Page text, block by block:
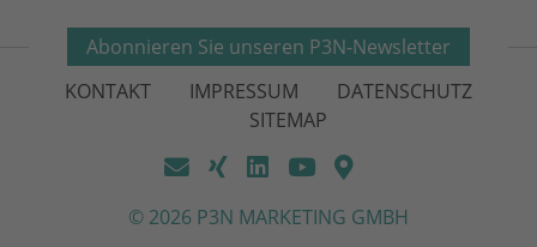
Abonnieren Sie unseren P3N-Newsletter
KONTAKT
IMPRESSUM
DATENSCHUTZ
SITEMAP
© 2026 P3N MARKETING GMBH